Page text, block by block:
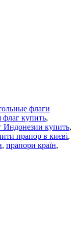
флаги
флаг купить,
Индонезии купить,
прапор в києві,
, прапори країн,